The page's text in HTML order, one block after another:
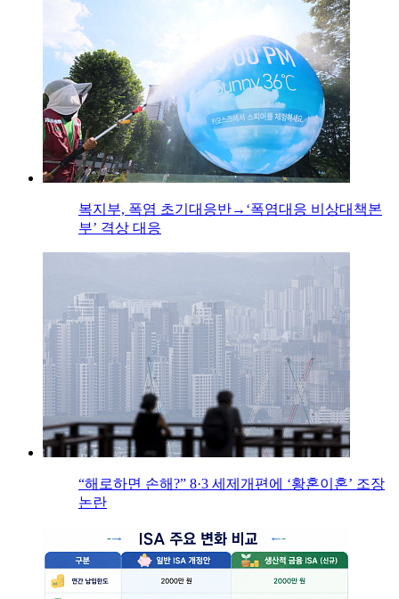
복지부, 폭염 초기대응반→‘폭염대응 비상대책본
부’ 격상 대응
“해로하면 손해?” 8·3 세제개편에 ‘황혼이혼’ 조장
논란